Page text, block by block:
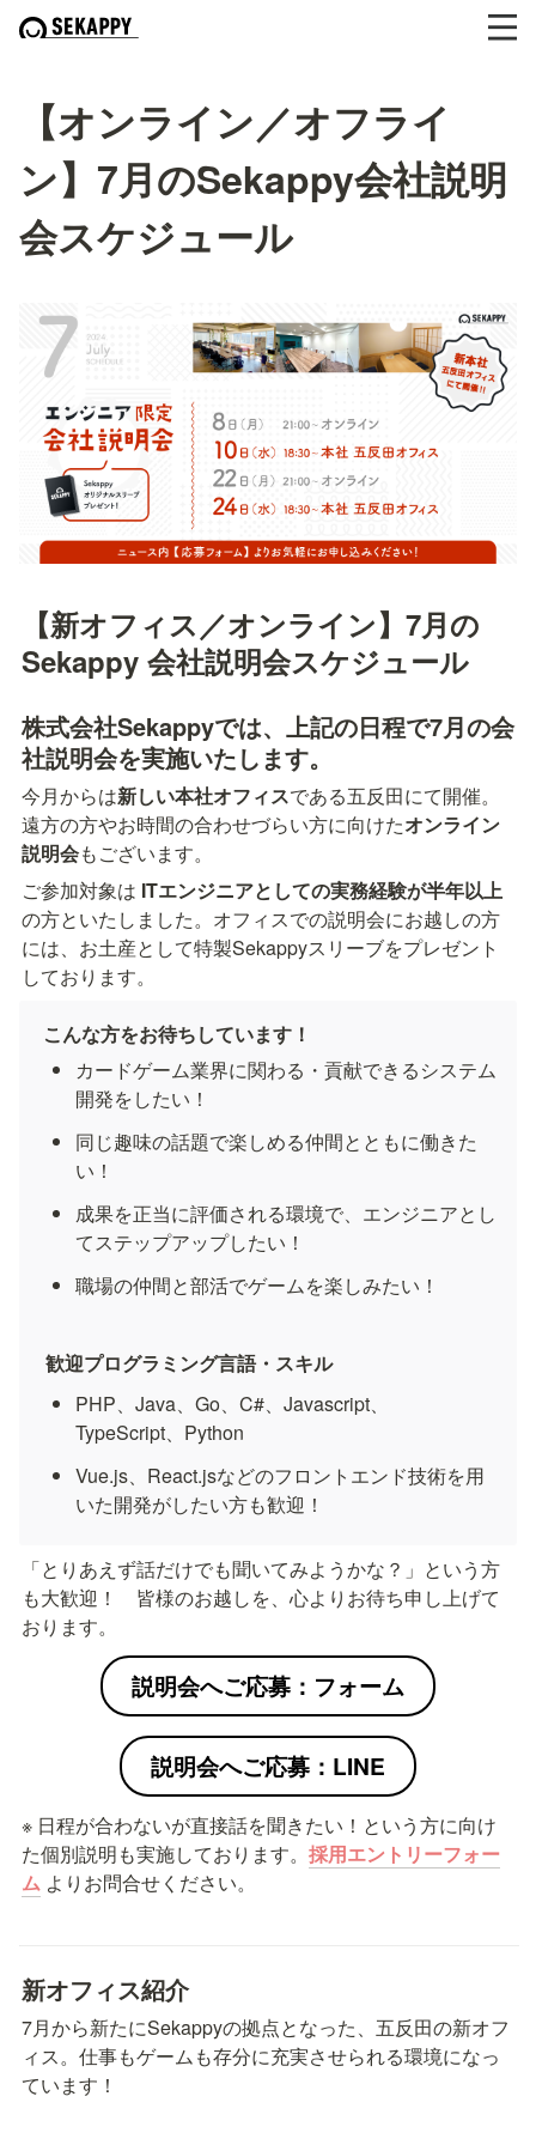
【オンライン／オフライ
ン】7月のSekappy会社説明
会スケジュール
【新オフィス／オンライン】7月の
Sekappy 会社説明会スケジュール
株式会社Sekappyでは、上記の日程で7月の会
社説明会を実施いたします。
今月からは新しい本社オフィスである五反田にて開催。
遠方の方やお時間の合わせづらい方に向けたオンライン
説明会もございます。
ご参加対象は ITエンジニアとしての実務経験が半年以上
の方といたしました。オフィスでの説明会にお越しの方
には、お土産として特製Sekappyスリーブをプレゼント
しております。
こんな方をお待ちしています！
カードゲーム業界に関わる・貢献できるシステム
開発をしたい！
同じ趣味の話題で楽しめる仲間とともに働きた
い！
成果を正当に評価される環境で、エンジニアとし
てステップアップしたい！
職場の仲間と部活でゲームを楽しみたい！
歓迎プログラミング言語・スキル
PHP、Java、Go、C#、Javascript、
TypeScript、Python
Vue.js、React.jsなどのフロントエンド技術を用
いた開発がしたい方も歓迎！
「とりあえず話だけでも聞いてみようかな？」という方
も大歓迎！　皆様のお越しを、心よりお待ち申し上げて
おります。
説明会へご応募：フォーム
説明会へご応募：LINE
※ 日程が合わないが直接話を聞きたい！という方に向け
た個別説明も実施しております。 採用エントリーフォー
ム よりお問合せください。
新オフィス紹介
7月から新たにSekappyの拠点となった、五反田の新オフ
ィス。仕事もゲームも存分に充実させられる環境になっ
ています！